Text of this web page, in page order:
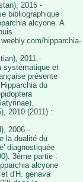
2015 -
bibliographique
alcyone. A
hipparchia-
2011.-
systématique et
présente
du
2010 (2011) :
2006.-
la dualité du
diagnostiquée
3ème partie :
alcyone
d'H. genava